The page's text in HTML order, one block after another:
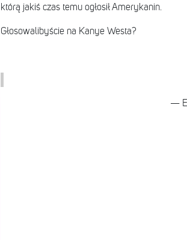
którą jakiś czas temu ogłosił Amerykanin.
Głosowalibyście na Kanye Westa?
—